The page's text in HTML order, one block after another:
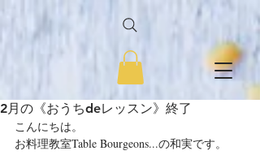
2月の《おうちdeレッスン》終了
こんにちは。
お料理教室Table Bourgeons...の和実です。